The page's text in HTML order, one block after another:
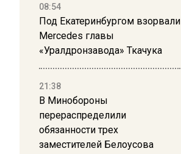
08:54
Под Екатеринбургом взорвали
Mercedes главы
«Уралдронзавода» Ткачука
21:38
В Минобороны
перераспределили
обязанности трех
заместителей Белоусова